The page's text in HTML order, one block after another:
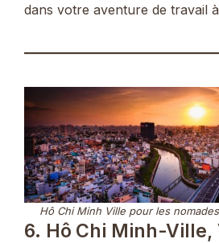
dans votre aventure de travail
Hô Chi Minh Ville pour les
6. Hô Chi Minh-Ville,